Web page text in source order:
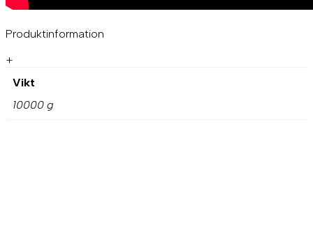
Produktinformation
+
Vikt
10000 g